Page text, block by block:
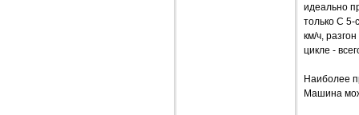
идеально
только С 5-
км/ч,
цикле -
Наиболее
Машина